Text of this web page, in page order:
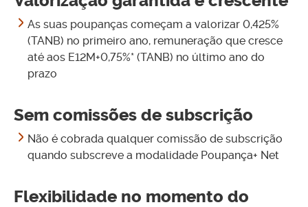
As suas poupanças começam a valorizar 0,425%
(TANB) no primeiro ano, remuneração que cresce
até aos E12M+0,75%* (TANB) no último ano do
prazo
Sem comissões de subscrição
Não é cobrada qualquer comissão de subscrição
quando subscreve a modalidade Poupança+ Net
Flexibilidade no momento do